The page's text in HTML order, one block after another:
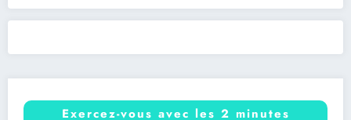
Exercez-vous avec les 2 minutes